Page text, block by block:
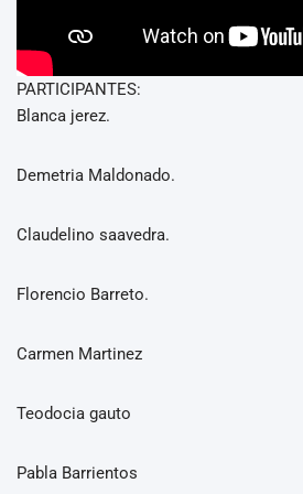
PARTICIPANTES:
Blanca jerez.
Demetria Maldonado.
Claudelino saavedra.
Florencio Barreto.
Carmen Martinez
Teodocia gauto
Pabla Barrientos